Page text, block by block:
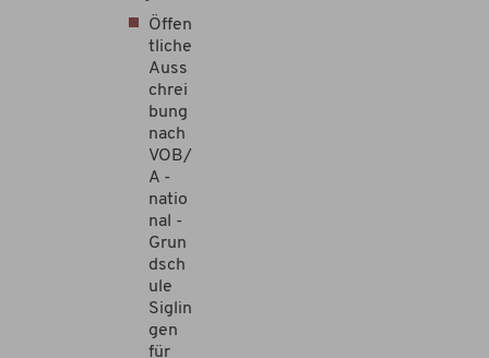
Öffen
tliche
Auss
chrei
bung
nach
VOB/
A -
natio
nal -
Grun
dsch
ule
Siglin
gen
für